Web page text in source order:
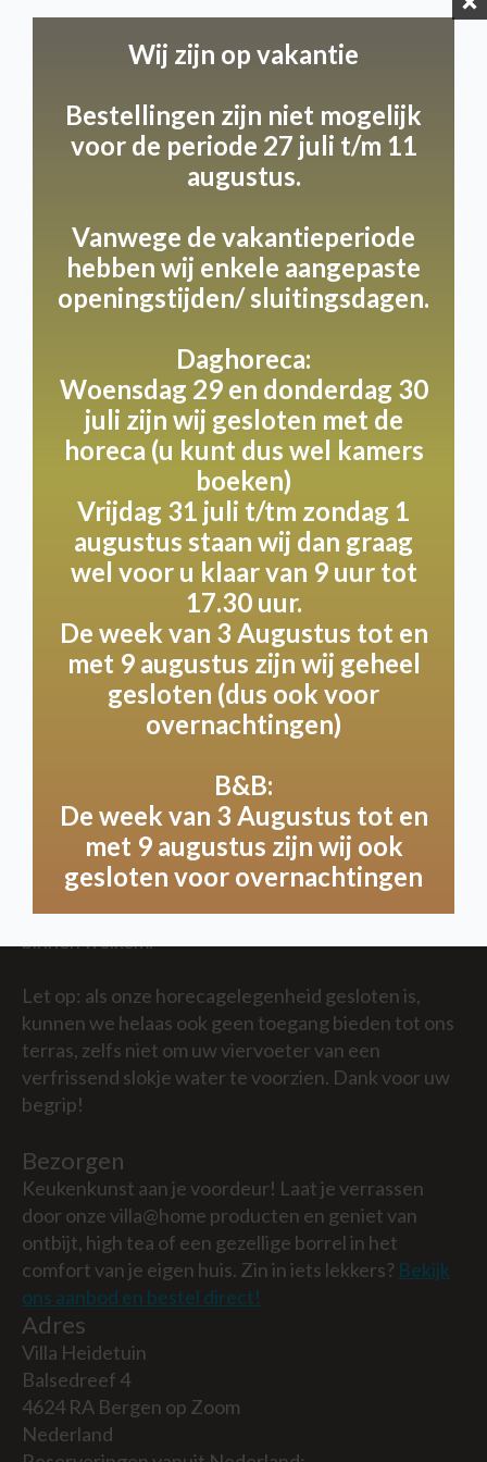
we gesloten van 3 t/m
9 augustus.
Openingstijden
Kom langs en ontdek onze unieke gastvrijheid op de
Op maandag, woensdag en donderdag ontvangen
we je graag van 9:00 tot 17:00 uur. Begin je weekend
goed met een bezoek op vrijdag, zaterdag of zondag,
wanneer we iets langer open zijn van 9:00 tot 17:30
uur. Let op, op dinsdagen nemen we even een
Heb je speciale plannen buiten deze tijden? Geen
probleem!
We denken graag met je mee voor een private
dining, feest of bruiloft, volledig op maat en naar
jouw wensen. Laat je verrassen door de
mogelijkheden die we in overleg kunnen bieden!
Terras
Geniet van een gastvrije ervaring op ons terras,
welkom zijn! Binnen verwelkomen we u graag met
uw hond tot 11:30 en na 15:00 uur. We vragen
vriendelijk dat uw hond netjes aangelijnd onder de
tafel blijft liggen, zodat iedereen van een
ontspannen omgeving kan blijven genieten.
Uiteraard zijn hulphonden de gehele dag ook
binnen welkom.
Let op: als onze horecagelegenheid gesloten is,
kunnen we helaas ook geen toegang bieden tot ons
terras, zelfs niet om uw viervoeter van een
verfrissend slokje water te voorzien. Dank voor uw
begrip!
Bezorgen
Keukenkunst aan je voordeur! Laat je verrassen
door onze villa@home producten en geniet van
ontbijt, high tea of een gezellige borrel in het
comfort van je eigen huis. Zin in iets lekkers? Bekijk
ons aanbod en bestel direct!
Adres
Villa Heidetuin
Balsedreef 4
4624 RA Bergen op Zoom
Nederland
Wij zijn op vakantie
Bestellingen zijn niet mogelijk
voor de periode 27 juli t/m 11
augustus.
Vanwege de vakantieperiode
hebben wij enkele aangepaste
openingstijden/ sluitingsdagen.
Daghoreca:
Woensdag 29 en donderdag 30
juli zijn wij gesloten met de
horeca (u kunt dus wel kamers
boeken)
Vrijdag 31 juli t/tm zondag 1
augustus staan wij dan graag
wel voor u klaar van 9 uur tot
17.30 uur.
De week van 3 Augustus tot en
met 9 augustus zijn wij geheel
gesloten (dus ook voor
overnachtingen)
B&B:
De week van 3 Augustus tot en
met 9 augustus zijn wij ook
gesloten voor overnachtingen